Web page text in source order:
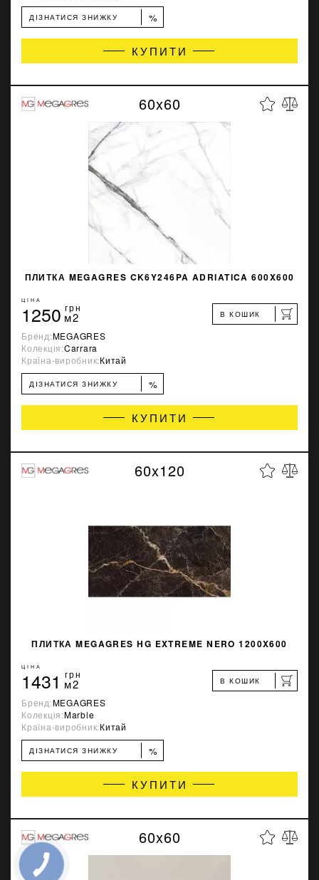
ДІЗНАТИСЯ ЗНИЖКУ %
КУПИТИ
60x60
ПЛИТКА MEGAGRES CK6Y246PA ADRIATICA 600X600
ЦІНА
1250 грн
м2 В КОШИК
Бренд:MEGAGRES
Колекція:Carrara
Країна-виробник:Китай
ДІЗНАТИСЯ ЗНИЖКУ %
КУПИТИ
60x120
ПЛИТКА MEGAGRES HG EXTREME NERO 1200X600
ЦІНА
1431 грн
м2 В КОШИК
Бренд:MEGAGRES
Колекція:Marble
Країна-виробник:Китай
ДІЗНАТИСЯ ЗНИЖКУ %
КУПИТИ
60x60